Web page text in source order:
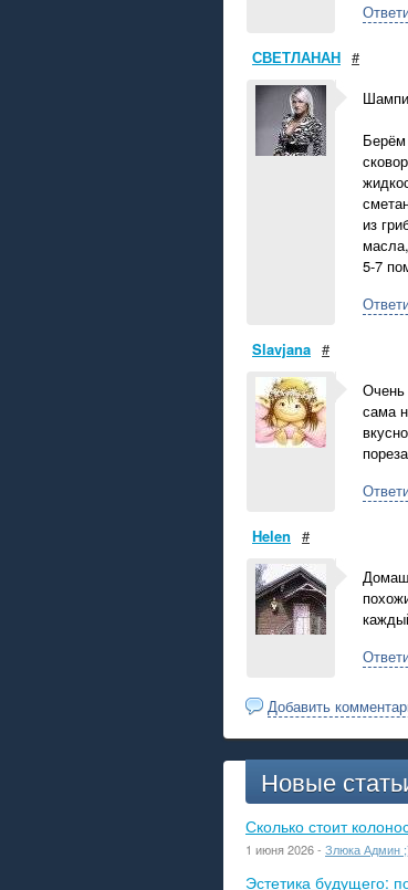
СВЕТЛАНАН #
из
5-7
Slavjana #
Очень
сама
Helen #
Добавить
Новые
Сколько стоит
1 июня 2026 - Злюка Админ
Эстетика будущего: